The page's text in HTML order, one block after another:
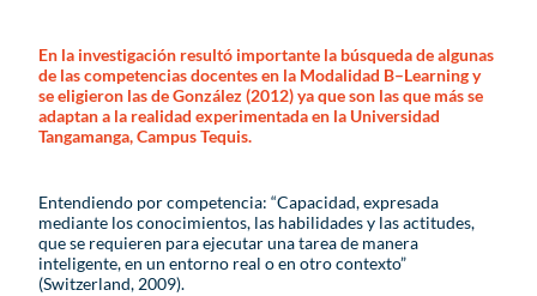
En la investigación resultó importante la búsqueda de algunas
de las competencias docentes en la Modalidad B–Learning y
se eligieron las de González (2012) ya que son las que más se
adaptan a la realidad experimentada en la Universidad
Tangamanga, Campus Tequis.
Entendiendo por competencia: “Capacidad, expresada
mediante los conocimientos, las habilidades y las actitudes,
que se requieren para ejecutar una tarea de manera
inteligente, en un entorno real o en otro contexto”
(Switzerland, 2009).